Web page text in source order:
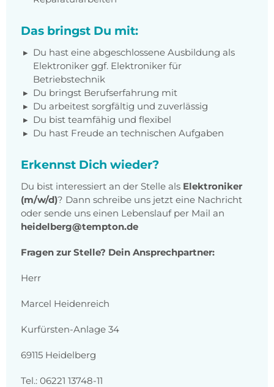
Das bringst Du mit:
Du hast eine abgeschlossene Ausbildung als
Elektroniker ggf. Elektroniker für
Betriebstechnik
Du bringst Berufserfahrung mit
Du arbeitest sorgfältig und zuverlässig
Du bist teamfähig und flexibel
Du hast Freude an technischen Aufgaben
Erkennst Dich wieder?
Du bist interessiert an der Stelle als Elektroniker
(m/w/d)? Dann schreibe uns jetzt eine Nachricht
oder sende uns einen Lebenslauf per Mail an
heidelberg@tempton.de
Fragen zur Stelle? Dein Ansprechpartner:
Herr
Marcel Heidenreich
Kurfürsten-Anlage 34
69115 Heidelberg
Tel.: 06221 13748-11